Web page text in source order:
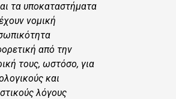
τα υποκαταστήματα
νομική
από την
τους, ωστόσο, για
και
λόγους